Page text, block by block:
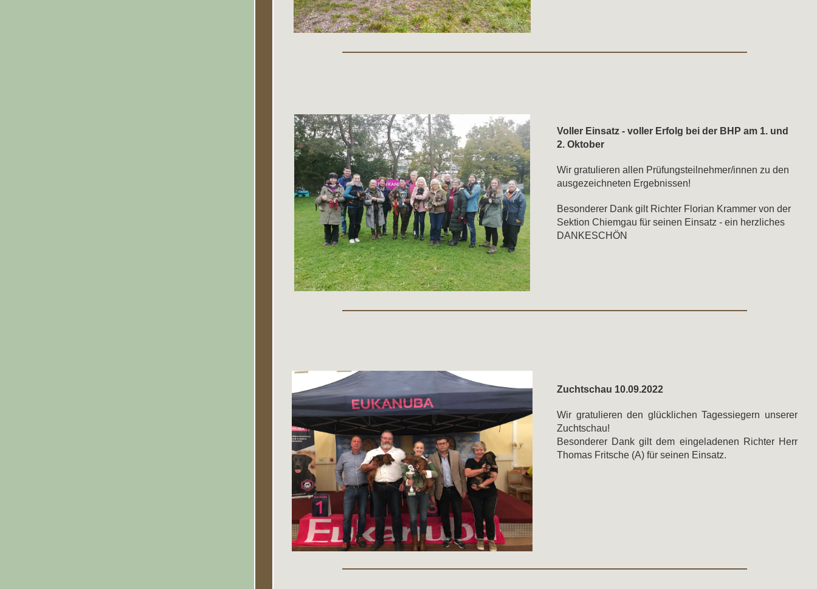
Voller Einsatz - voller Erfolg bei der BHP am 1. und
2. Oktober
Wir gratulieren allen Prüfungsteilnehmer/innen zu den
ausgezeichneten Ergebnissen!
Besonderer Dank gilt Richter Florian Krammer von der
Sektion Chiemgau für seinen Einsatz - ein herzliches
DANKESCHÖN
Zuchtschau 10.09.2022
Wir gratulieren den glücklichen Tagessiegern unserer
Zuchtschau!
Besonderer Dank gilt dem eingeladenen Richter Herr
Thomas Fritsche (A) für seinen Einsatz.